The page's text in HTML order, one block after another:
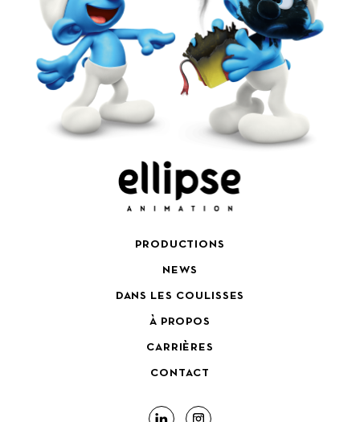
PRODUCTIONS
NEWS
DANS LES COULISSES
À PROPOS
CARRIÈRES
CONTACT